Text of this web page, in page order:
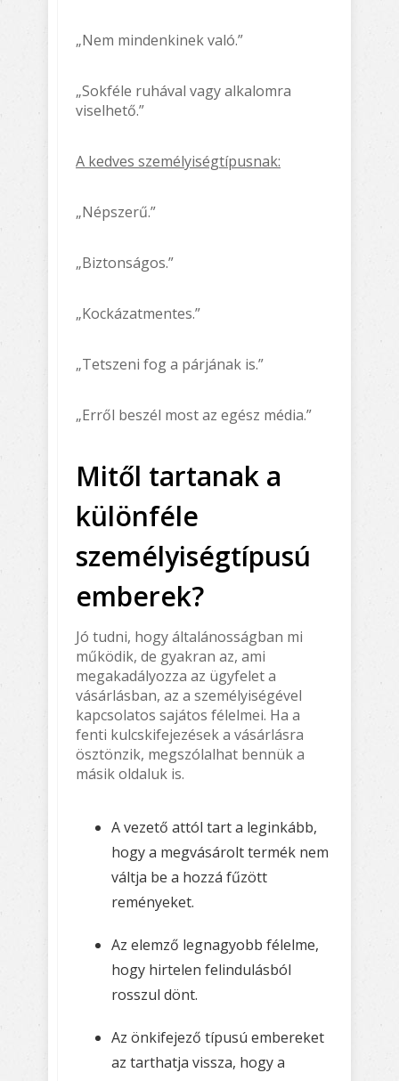
„Nem mindenkinek való.”
„Sokféle ruhával vagy alkalomra
viselhető.”
A kedves személyiségtípusnak:
„Népszerű.”
„Biztonságos.”
„Kockázatmentes.”
„Tetszeni fog a párjának is.”
„Erről beszél most az egész média.”
Mitől tartanak a
különféle
személyiségtípusú
emberek?
Jó tudni, hogy általánosságban mi
működik, de gyakran az, ami
megakadályozza az ügyfelet a
vásárlásban, az a személyiségével
kapcsolatos sajátos félelmei. Ha a
fenti kulcskifejezések a vásárlásra
ösztönzik, megszólalhat bennük a
másik oldaluk is.
A vezető attól tart a leginkább,
hogy a megvásárolt termék nem
váltja be a hozzá fűzött
reményeket.
Az elemző legnagyobb félelme,
hogy hirtelen felindulásból
rosszul dönt.
Az önkifejező típusú embereket
az tarthatja vissza, hogy a